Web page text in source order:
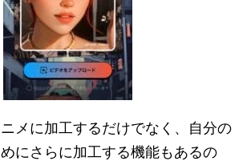
メに加工するだけでなく、自分の
にさらに加工する機能もあるの